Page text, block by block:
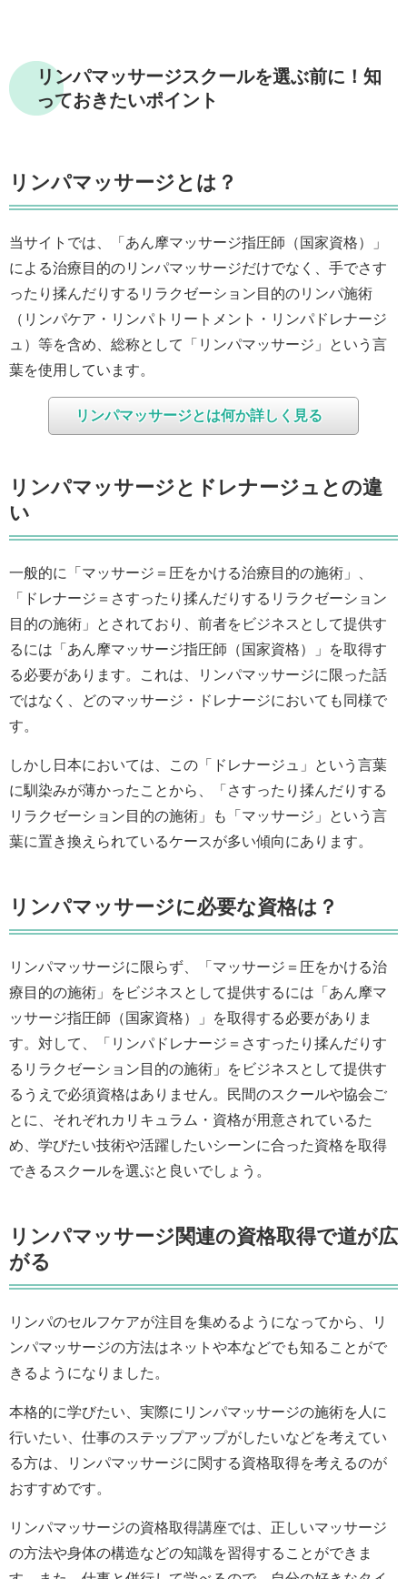
リンパマッサージスクールを選ぶ前に！知
っておきたいポイント
リンパマッサージとは？
当サイトでは、「あん摩マッサージ指圧師（国家資格）」
による治療目的のリンパマッサージだけでなく、手でさす
ったり揉んだりするリラクゼーション目的のリンパ施術
（リンパケア・リンパトリートメント・リンパドレナージ
ュ）等を含め、総称として「リンパマッサージ」という言
葉を使用しています。
リンパマッサージとは何か詳しく見る
リンパマッサージとドレナージュとの違
い
一般的に「マッサージ＝圧をかける治療目的の施術」、
「ドレナージ＝さすったり揉んだりするリラクゼーション
目的の施術」とされており、前者をビジネスとして提供す
るには「あん摩マッサージ指圧師（国家資格）」を取得す
る必要があります。これは、リンパマッサージに限った話
ではなく、どのマッサージ・ドレナージにおいても同様で
す。
しかし日本においては、この「ドレナージュ」という言葉
に馴染みが薄かったことから、「さすったり揉んだりする
リラクゼーション目的の施術」も「マッサージ」という言
葉に置き換えられているケースが多い傾向にあります。
リンパマッサージに必要な資格は？
リンパマッサージに限らず、「マッサージ＝圧をかける治
療目的の施術」をビジネスとして提供するには「あん摩マ
ッサージ指圧師（国家資格）」を取得する必要がありま
す。対して、「リンパドレナージ＝さすったり揉んだりす
るリラクゼーション目的の施術」をビジネスとして提供す
るうえで必須資格はありません。民間のスクールや協会ご
とに、それぞれカリキュラム・資格が用意されているた
め、学びたい技術や活躍したいシーンに合った資格を取得
できるスクールを選ぶと良いでしょう。
リンパマッサージ関連の資格取得で道が広
がる
リンパのセルフケアが注目を集めるようになってから、リ
ンパマッサージの方法はネットや本などでも知ることがで
きるようになりました。
本格的に学びたい、実際にリンパマッサージの施術を人に
行いたい、仕事のステップアップがしたいなどを考えてい
る方は、リンパマッサージに関する資格取得を考えるのが
おすすめです。
リンパマッサージの資格取得講座では、正しいマッサージ
の方法や身体の構造などの知識を習得することができま